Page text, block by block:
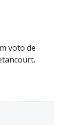
voto de